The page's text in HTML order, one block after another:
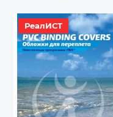
РеалИСТ